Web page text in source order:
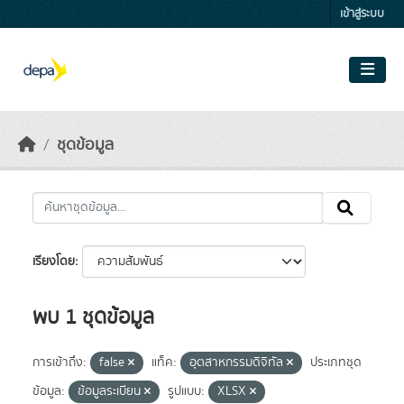
เข้าสู่ระบบ
ชุดข้อมูล
เรียงโดย
พบ 1 ชุดข้อมูล
การเข้าถึง: false แท็ค: อุตสาหกรรมดิจิทัล
ประเภทชุด
ข้อมูล:
ข้อมูลระเบียน รูปแบบ: XLSX